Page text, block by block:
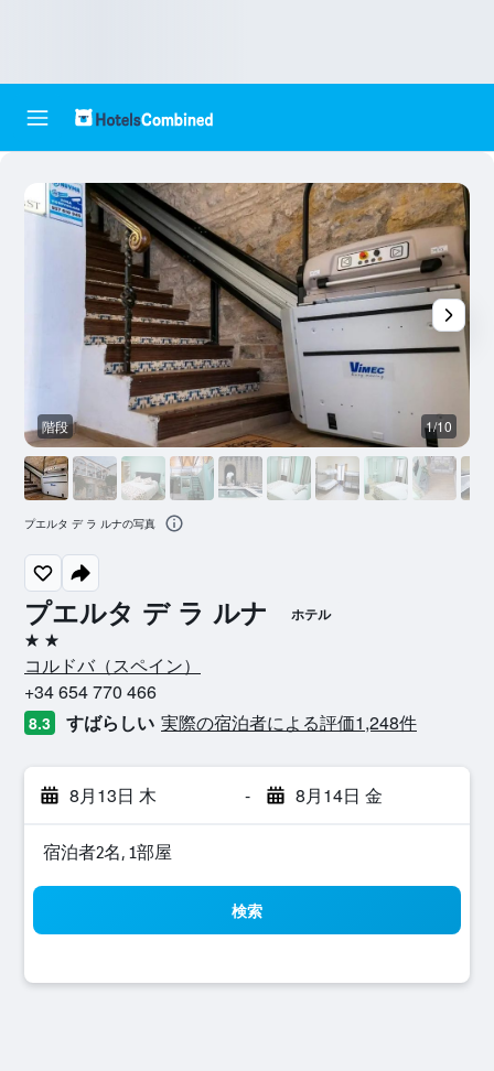
プエルタ デ ラ ルナ ホテル
2つ星
コルドバ​（スペイン​）​
+34 654 770 466
8.3 すばらしい 実際の宿泊者による評価1,248​件
8月13日 木 - 8月14日 金
宿泊者2名, 1​部屋
検索
階段 1/10
プエルタ デ ラ ルナの写真